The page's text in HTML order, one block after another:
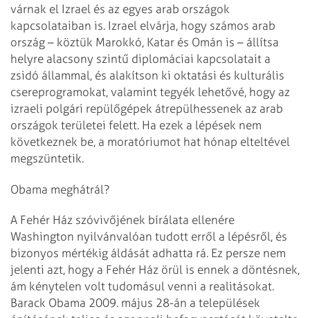
várnak el Izrael és az egyes arab országok
kapcsolataiban is. Izrael elvárja, hogy számos arab
ország – köztük Marokkó, Katar és Omán is – állítsa
helyre alacsony szintű diplomáciai kapcsolatait a
zsidó állammal, és alakítson ki oktatási és kulturális
csereprogramokat, valamint tegyék lehetővé, hogy az
izraeli polgári repülőgépek átrepülhessenek az arab
országok területei felett. Ha ezek a lépések nem
következnek be, a moratóriumot hat hónap elteltével
megszüntetik.
Obama meghátrál?
A Fehér Ház szóvivőjének bírálata ellenére
Washington nyilvánvalóan tudott erről a lépésről, és
bizonyos mértékig áldását adhatta rá. Ez persze nem
jelenti azt, hogy a Fehér Ház örül is ennek a döntésnek,
ám kénytelen volt tudomásul venni a realitásokat.
Barack Obama 2009. május 28-án a települések